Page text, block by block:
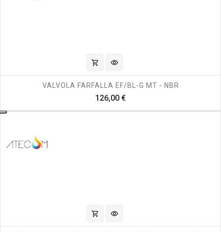
shopping_cart visibility
VALVOLA FARFALLA EF/BL-G MT - NBR
126,00 €Prezzo
shopping_cart visibility